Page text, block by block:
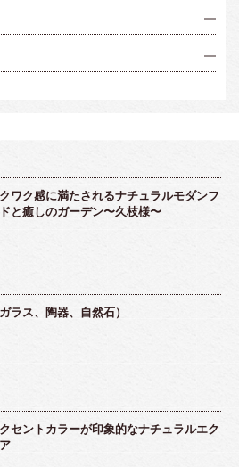
ワク感に満たされるナチュラルモダンフ
と癒しのガーデン〜久枝様〜
ラス、陶器、自然石）
セントカラーが印象的なナチュラルエク